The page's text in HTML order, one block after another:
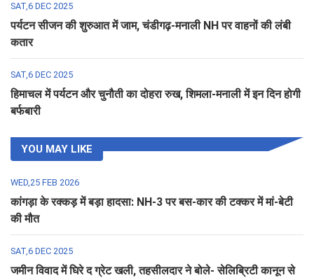
SAT,6 DEC 2025
पर्यटन सीजन की शुरुआत में जाम, चंडीगढ़-मनाली NH पर वाहनों की लंबी
कतार
SAT,6 DEC 2025
हिमाचल में पर्यटन और चुनौती का दोहरा रुख, शिमला-मनाली में इन दिन होगी
बर्फबारी
YOU MAY LIKE
WED,25 FEB 2026
कांगड़ा के रक्कड़ में बड़ा हादसा: NH-3 पर बस-कार की टक्कर में मां-बेटी
की मौत
SAT,6 DEC 2025
जमीन विवाद में घिरे द ग्रेट खली, तहसीलदार ने बोले- सेलिब्रिटी कानून से